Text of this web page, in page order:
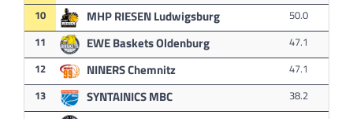
10
MHP RIESEN Ludwigsburg
50.0
11
EWE Baskets Oldenburg
47.1
12
NINERS Chemnitz
47.1
13
SYNTAINICS MBC
38.2